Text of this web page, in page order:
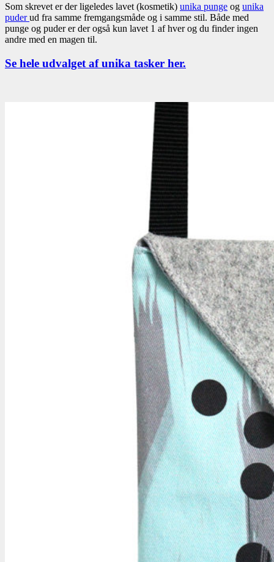
Som skrevet er der ligeledes lavet (kosmetik) unika punge og unika
puderud fra samme fremgangsmåde og i samme stil. Både med
punge og puder er der også kun lavet 1 af hver og du finder ingen
andre med en magen til.
Se hele udvalget af unika tasker her.